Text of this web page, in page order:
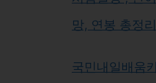
망, 연봉 총정
국민내일배움